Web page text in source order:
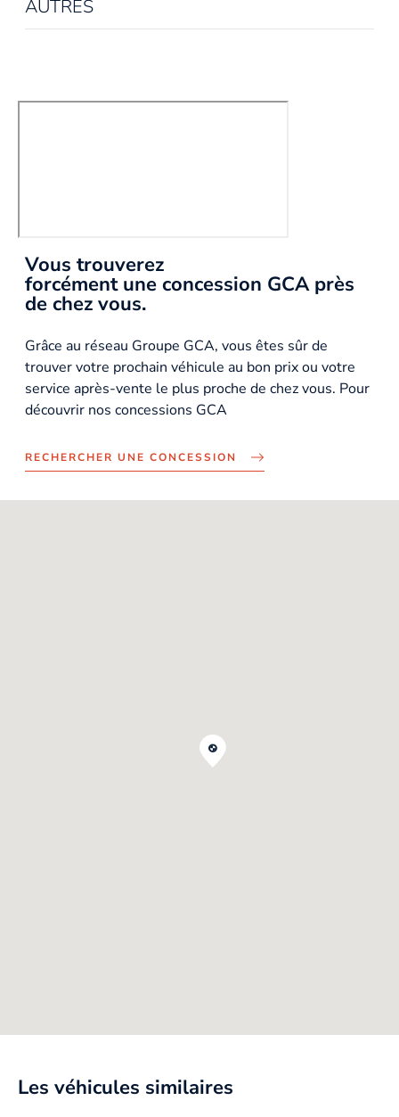
AUTRES
Vous trouverez
forcément une concession GCA près
de chez vous.
Grâce au réseau Groupe GCA, vous êtes sûr de
trouver votre prochain véhicule au bon prix ou votre
service après-vente le plus proche de chez vous. Pour
découvrir nos concessions GCA
RECHERCHER UNE CONCESSION
Les véhicules similaires